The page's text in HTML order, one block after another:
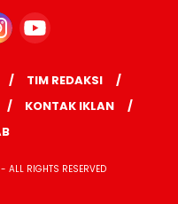
TIM REDAKSI
KONTAK IKLAN
ALL RIGHTS RESERVED